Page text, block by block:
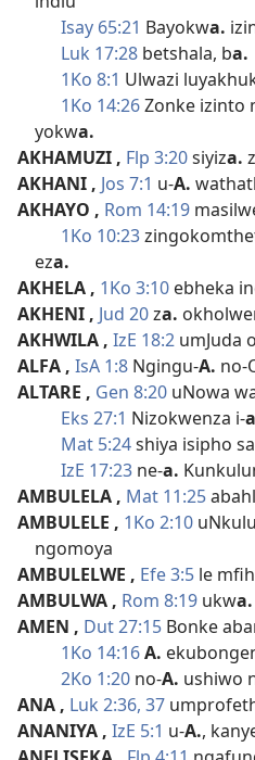
Isay 65:21 Bayokwa.
Luk 17:28 betshala, ba.
1Ko 8:1 Ulwazi
1Ko 14:26Zonke izinto
yokwa.
AKHAMUZI , Flp 3:20siyiza.
AKHANI , Jos 7:1 u-A.
AKHAYO , Rom 14:19
1Ko 10:23
eza.
AKHELA , 1Ko 3:10 ebheka
AKHENI , Jud 20za.
AKHWILA , IzE 18:2 umJuda
ALFA , IsA 1:8 Ngingu-A. no-
ALTARE , Gen 8:20 uNowa
Eks 27:1 Nizokwenza i-
Mat 5:24shiya isipho
IzE 17:23 ne-a.
AMBULELA , Mat 11:25
AMBULELE , 1Ko 2:10
ngomoya
AMBULELWE , Efe 3:5 le
AMBULWA , Rom 8:19 ukwa.
AMEN , Dut 27:15 Bonke
1Ko 14:16A.
2Ko 1:20 no-A. ushiwo
ANA , Luk 2:36, 37
ANANIYA , IzE 5:1 u-A.,